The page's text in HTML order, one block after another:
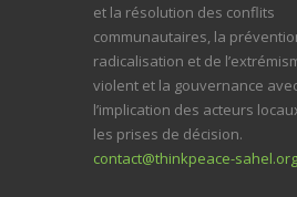
et la résolution des conflits
communautaires, la
radicalisation et de
violent et la gouvernance
l’implication des acteurs
les prises de décision.
contact@thinkpeace-sahel.org